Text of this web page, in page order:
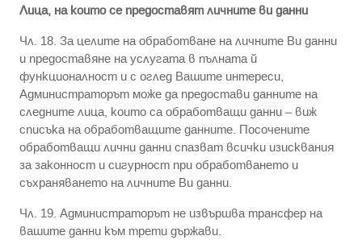
Лица, на които се предоставят личните ви данни
Чл. 18. За целите на обработване на личните Ви данни
и предоставяне на услугата в пълната й
функционалност и с оглед Вашите интереси,
Администраторът може да предостави данните на
следните лица, които са обработващи данни – виж
списъка на обработващите данните. Посочените
обработващи лични данни спазват всички изисквания
за законност и сигурност при обработването и
съхраняването на личните Ви данни.
Чл. 19. Администраторът не извършва трансфер на
вашите данни към трети държави.